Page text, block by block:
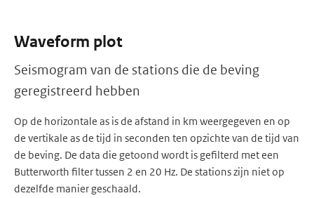
Waveform plot
Seismogram van de stations die de beving
geregistreerd hebben
Op de horizontale as is de afstand in km weergegeven en op
de vertikale as de tijd in seconden ten opzichte van de tijd van
de beving. De data die getoond wordt is gefilterd met een
Butterworth filter tussen 2 en 20 Hz. De stations zijn niet op
dezelfde manier geschaald.